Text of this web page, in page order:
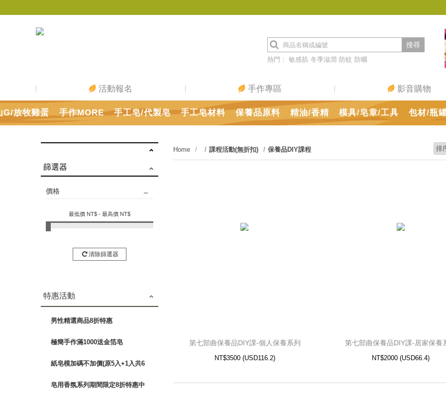
熱門： 敏感肌 冬季滋潤 防蚊 防曬
搜尋
G/放牧雞蛋 手作MORE 手工皂/代製皂 手工皂材料 保養品原料 精油/香精 模具/皂章/工具 包材/瓶
活動報名 手作專區 影音購物
篩選器
價格
最低價 NT$ - 最高價 NT$
清除篩選器
特惠活動
男性精選商品8折特惠
極簡手作滿1000送金箔皂
紙皂模加碼不加價(原5入+1入共6
皂用香氛系列期間限定8折特惠中
Home 課程活動(無折扣) 保養品DIY課程
第七部曲保養品DIY課-個人保養系列
NT$3500(USD116.2)
第七部曲保養品DIY課-居家保養
NT$2000 (USD66.4)